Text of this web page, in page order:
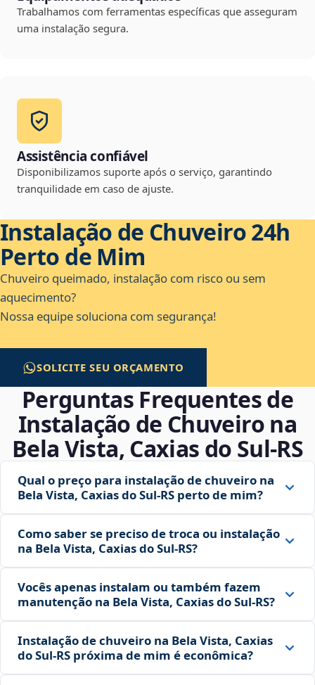
Trabalhamos com ferramentas específicas que asseguram
uma instalação segura.
Assistência confiável
Disponibilizamos suporte após o serviço, garantindo
tranquilidade em caso de ajuste.
Instalação de Chuveiro 24h
Perto de Mim
Chuveiro queimado, instalação com risco ou sem
aquecimento?
Nossa equipe soluciona com segurança!
SOLICITE SEU ORÇAMENTO
Perguntas Frequentes de
Instalação de Chuveiro na
Bela Vista, Caxias do Sul‑RS
Qual o preço para instalação de chuveiro na
Bela Vista, Caxias do Sul‑RS perto de mim?
Como saber se preciso de troca ou instalação
na Bela Vista, Caxias do Sul‑RS?
Vocês apenas instalam ou também fazem
manutenção na Bela Vista, Caxias do Sul‑RS?
Instalação de chuveiro na Bela Vista, Caxias
do Sul‑RS próxima de mim é econômica?